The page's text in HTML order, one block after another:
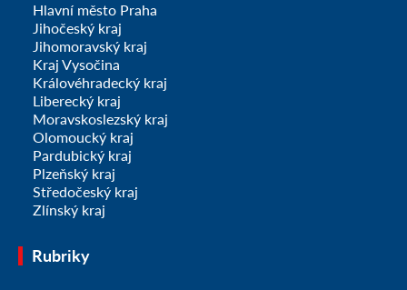
Hlavní město Praha
Jihočeský kraj
Jihomoravský kraj
Kraj Vysočina
Královéhradecký kraj
Liberecký kraj
Moravskoslezský kraj
Olomoucký kraj
Pardubický kraj
Plzeňský kraj
Středočeský kraj
Zlínský kraj
Rubriky